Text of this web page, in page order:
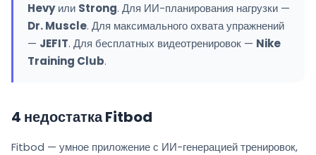
Hevyили Strong. Для ИИ-планирования нагрузки —
Dr. Muscle. Для максимального охвата упражнений
— JEFIT. Для бесплатных видеотренировок — Nike
Training Club.
4 недостатка Fitbod
Fitbod — умное приложение с ИИ-генерацией тренировок,